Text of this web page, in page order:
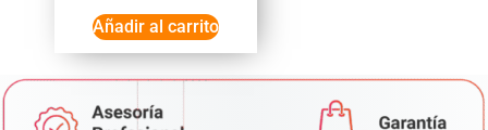
Añadir al carrito